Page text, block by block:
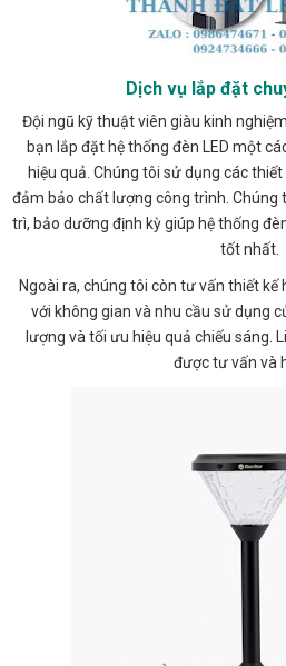
Dịch vụ lắp đặt
Đội ngũ kỹ thuật viên giàu kinh
bạn lắp đặt hệ thống đèn LED một
hiệu quả. Chúng tôi sử dụng các
đảm bảo chất lượng công trình. Chúng
trì, bảo dưỡng định kỳ giúp hệ thống
tốt nhất.
Ngoài ra, chúng tôi còn tư vấn thiết kế
với không gian và nhu cầu sử dụng
lượng và tối ưu hiệu quả chiếu sáng.
được tư vấn và